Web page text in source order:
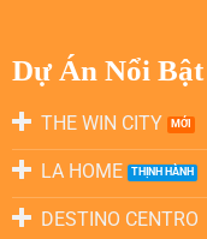
Dự Án Nổi Bật
THE WIN CITY
LA HOME
DESTINO CENTRO